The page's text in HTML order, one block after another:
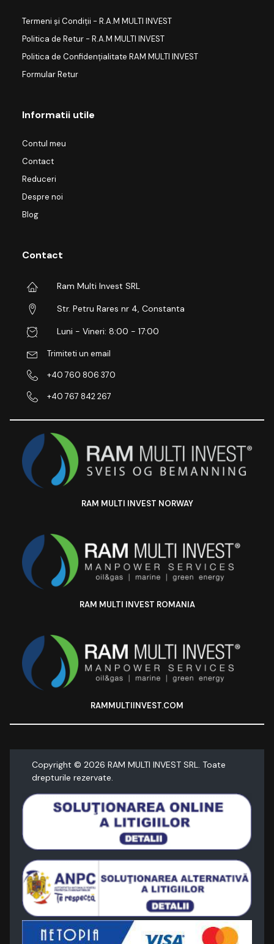
Termeni și Condiții - R.A.M MULTI INVEST
Politica de Retur - R.A.M MULTI INVEST
Politica de Confidențialitate RAM MULTI INVEST
Formular Retur
Informatii utile
Contul meu
Contact
Reduceri
Despre noi
Blog
Contact
Ram Multi Invest SRL
Str. Petru Rares nr 4, Constanta
Luni - Vineri: 8:00 - 17:00
Trimiteti un email
+40 760 806 370
+40 767 842 267
RAM MULTI INVEST NORWAY
RAM MULTI INVEST ROMANIA
RAMMULTIINVEST.COM
Copyright © 2026 RAM MULTI INVEST SRL. Toate
drepturile rezervate.